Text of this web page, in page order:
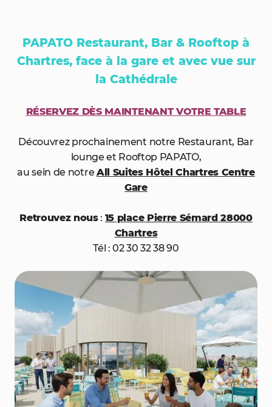
PAPATO Restaurant, Bar & Rooftop à
Chartres, face à la gare et avec vue sur
la Cathédrale
RÉSERVEZ DÈS MAINTENANT VOTRE TABLE
Découvrez prochainement notre Restaurant, Bar
lounge et Rooftop PAPATO,
au sein de notre All Suites Hôtel Chartres Centre
Gare
Retrouvez nous: 15 place Pierre Sémard 28000
Chartres
Tél : 02 30 32 38 90